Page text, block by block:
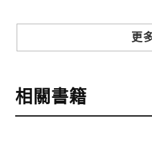
2.銀行轉帳:選擇銀行轉帳
五碼，並於三日內完成匯
3.郵局劃撥: 選擇郵局劃
更
相關書籍